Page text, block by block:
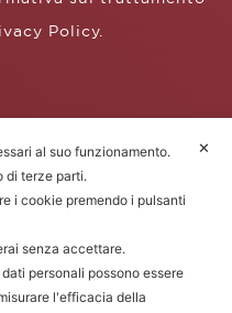
Policy
dal POS FESR
Borgioli Srl – Via
✕
al suo funzionamento.
di terze parti.
i cookie premendo i pulsanti
senza accettare.
personali possono essere
l'efficacia della